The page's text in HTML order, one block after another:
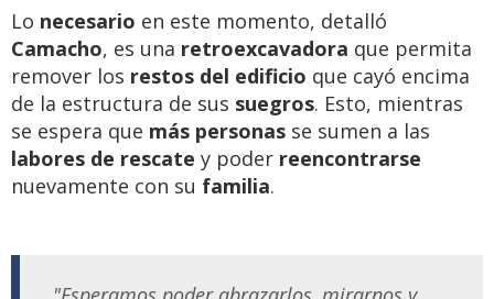
Lo necesario en este momento, detalló
Camacho, es una retroexcavadora que permita
remover los restos del edificio que cayó encima
de la estructura de sus suegros. Esto, mientras
se espera que más personas se sumen a las
labores de rescate y poder reencontrarse
nuevamente con su familia.